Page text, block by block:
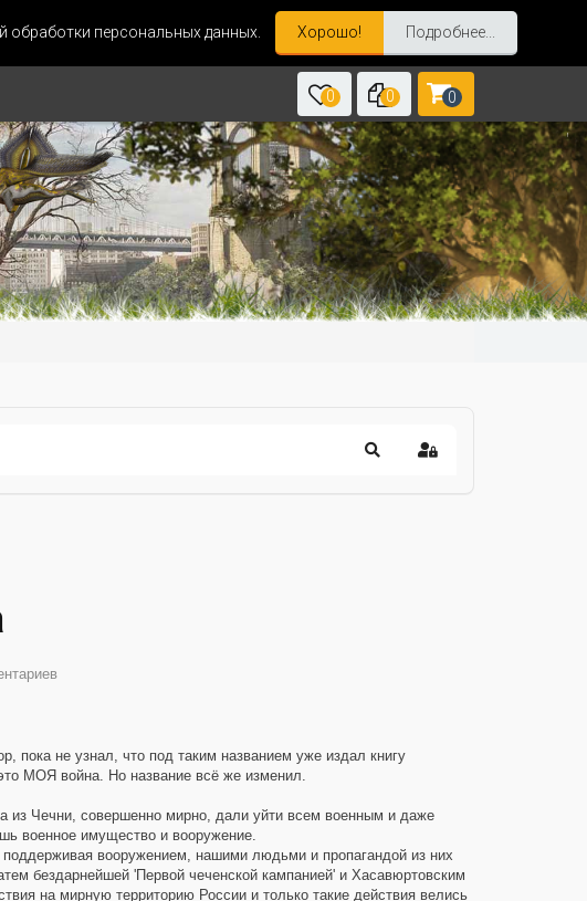
обработки персональных данных. Хорошо! Подробнее...
0 0 0
не узнал, что под таким названием уже издал книгу
МОЯ война. Но название всё же изменил.
Чечни, совершенно мирно, дали уйти всем военным и даже
военное имущество и вооружение.
вооружением, нашими людьми и пропагандой из них
бездарнейшей 'Первой чеченской кампанией' и Хасавюртовским
на мирную территорию России и только такие действия велись